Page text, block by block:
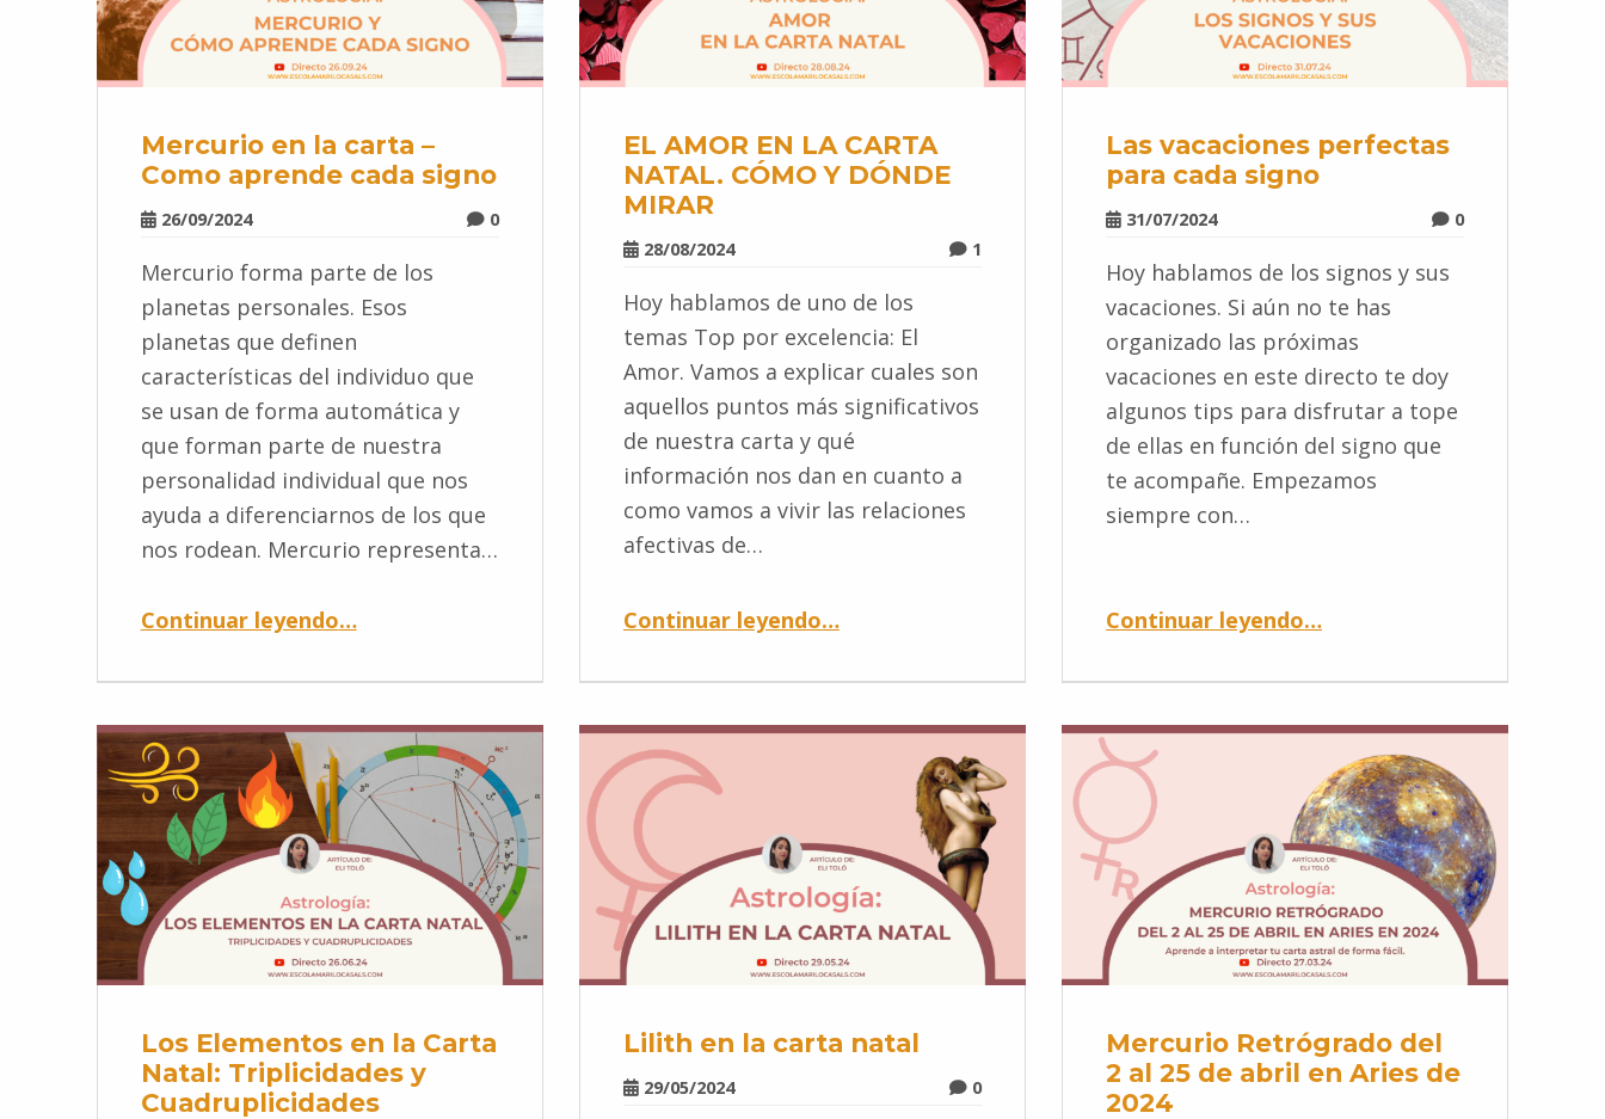
Mercurio en la carta –
Como aprende cada signo
26/09/2024 0
Mercurio forma parte de los
planetas personales. Esos
planetas que definen
características del individuo que
se usan de forma automática y
que forman parte de nuestra
personalidad individual que nos
ayuda a diferenciarnos de los que
nos rodean. Mercurio representa…
Continuar leyendo…
EL AMOR EN LA CARTA
NATAL. CÓMO Y DÓNDE
MIRAR
28/08/2024 1
Hoy hablamos de uno de los
temas Top por excelencia: El
Amor. Vamos a explicar cuales son
aquellos puntos más significativos
de nuestra carta y qué
información nos dan en cuanto a
como vamos a vivir las relaciones
afectivas de…
Continuar leyendo…
Las vacaciones perfectas
para cada signo
31/07/2024 0
Hoy hablamos de los signos y sus
vacaciones. Si aún no te has
organizado las próximas
vacaciones en este directo te doy
algunos tips para disfrutar a tope
de ellas en función del signo que
te acompañe. Empezamos
siempre con…
Continuar leyendo…
Los Elementos en la Carta
Natal: Triplicidades y
Cuadruplicidades
Lilith en la carta natal
29/05/2024 0
Mercurio Retrógrado del
2 al 25 de abril en Aries de
2024